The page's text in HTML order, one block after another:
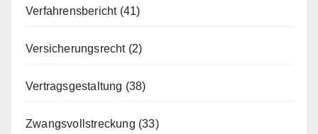
Verfahrensbericht(41)
Versicherungsrecht(2)
Vertragsgestaltung (38)
Zwangsvollstreckung (33)